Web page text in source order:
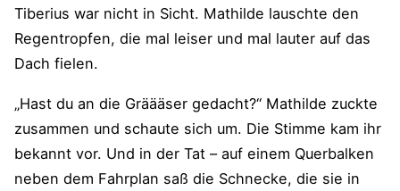
Tiberius war nicht in Sicht. Mathilde lauschte den
Regentropfen, die mal leiser und mal lauter auf das
Dach fielen.
„Hast du an die Gräääser gedacht?“ Mathilde zuckte
zusammen und schaute sich um. Die Stimme kam ihr
bekannt vor. Und in der Tat – auf einem Querbalken
neben dem Fahrplan saß die Schnecke, die sie in